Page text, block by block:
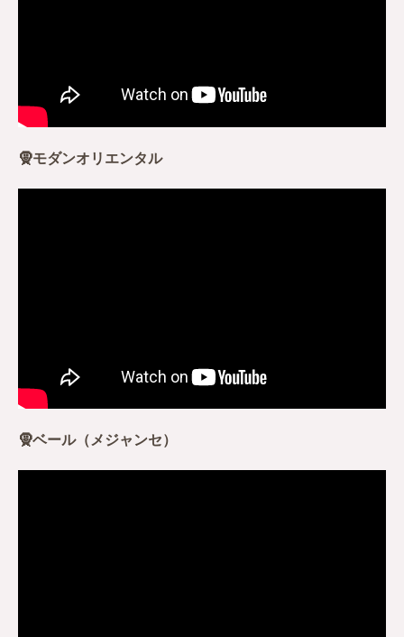
🧕モダンオリエンタル
🧕ベール（メジャンセ）